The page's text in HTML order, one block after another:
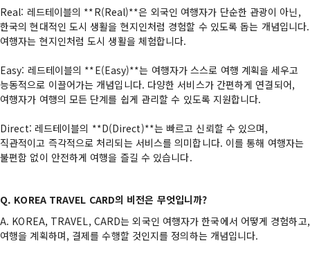
Real: 레드테이블의 **R(Real)**은 외국인 여행자가 단순한 관광이 아닌,
한국의 현대적인 도시 생활을 현지인처럼 경험할 수 있도록 돕는 개념입니다.
여행자는 현지인처럼 도시 생활을 체험합니다.
Easy: 레드테이블의 **E(Easy)**는 여행자가 스스로 여행 계획을 세우고
능동적으로 이끌어가는 개념입니다. 다양한 서비스가 간편하게 연결되어,
여행자가 여행의 모든 단계를 쉽게 관리할 수 있도록 지원합니다.
Direct: 레드테이블의 **D(Direct)**는 빠르고 신뢰할 수 있으며,
직관적이고 즉각적으로 처리되는 서비스를 의미합니다. 이를 통해 여행자는
불편함 없이 안전하게 여행을 즐길 수 있습니다.
Q. KOREA TRAVEL CARD의 비전은 무엇입니까?
A. KOREA, TRAVEL, CARD는 외국인 여행자가 한국에서 어떻게 경험하고,
여행을 계획하며, 결제를 수행할 것인지를 정의하는 개념입니다.